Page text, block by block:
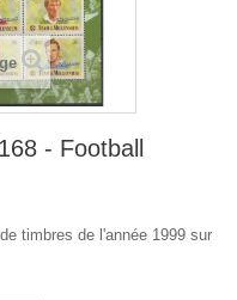
- Football
timbres de l'année 1999 sur